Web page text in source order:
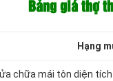
Bảng giá thợ
Hạng
chữa mái tôn diện